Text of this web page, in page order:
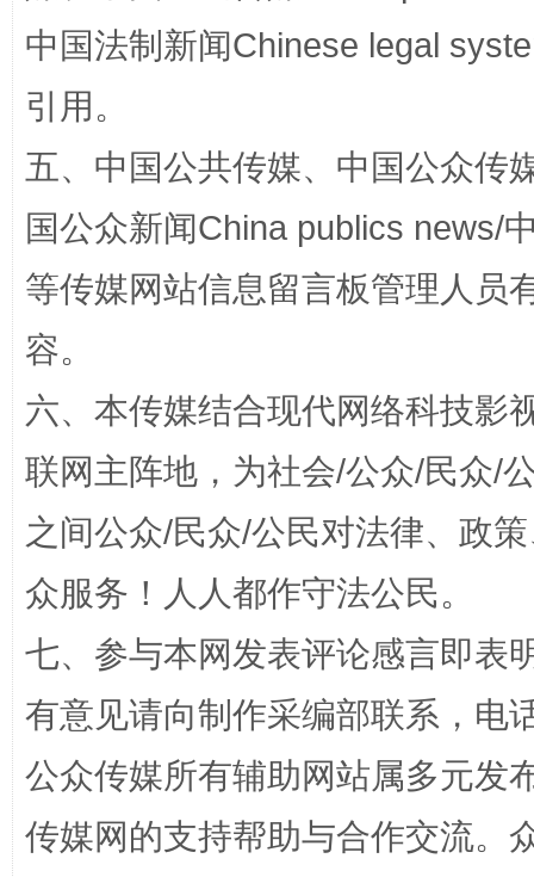
漫山遍野的桃花与雪山、麦地、白藏房 除
中国法制新闻Chinese legal
引用。
五、中国公共传媒、中国公众传
国公众新闻China publics news/
等传媒网站信息留言板管理人员
容。
六、本传媒结合现代网络科技影
联网主阵地，为社会/公众/民众/
之间公众/民众/公民对法律、政
众服务！人人都作守法公民。
七、参与本网发表评论感言即表
有意见请向制作采编部联系，电
公众传媒所有辅助网站属多元发
传媒网的支持帮助与合作交流。